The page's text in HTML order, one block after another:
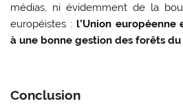
médias, ni évidemment de la
européistes : l’Union
à une bonne gestion des forêts
Conclusion